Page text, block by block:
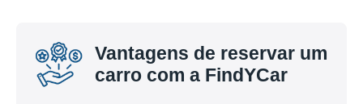
Vantagens de reservar um
carro com a FindYCar